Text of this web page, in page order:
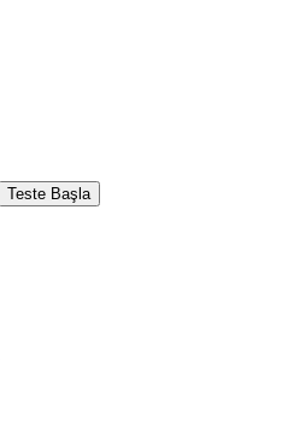
Teste Başla